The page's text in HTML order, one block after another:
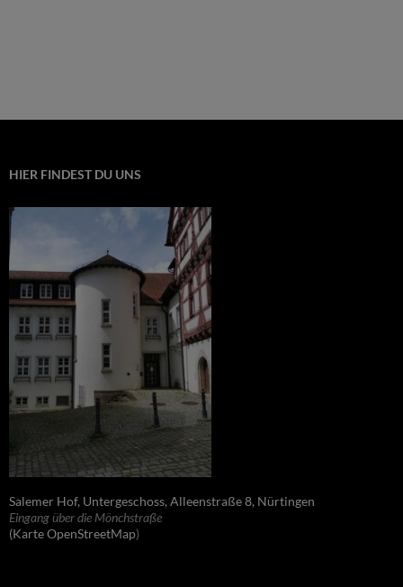
HIER FINDEST DU UNS
Salemer Hof, Untergeschoss, Alleenstraße 8, Nürtingen
Eingang über die Mönchstraße
(Karte OpenStreetMap)